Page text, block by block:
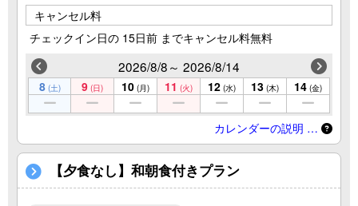
キャンセル料
チェックイン日の 15日前 までキャンセル料無料
2026/8/8～ 2026/8/14
8 (土) 9 (日) 10 (月) 11 (火) 12 (水) 13 (木) 14 (金)
カレンダーの説明 …
【夕食なし】和朝食付きプラン